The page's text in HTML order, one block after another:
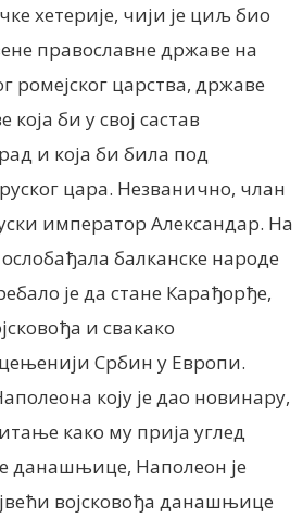
хетерије, чији је циљ био
православне државе на
ромејског царства, државе
би у свој састав
и која би била под
цара. Незванично, члан
император Александар. На
ослобађала балканске народе
је да стане Карађорђе,
и свакако
Србин у Европи.
коју је дао новинару,
како му прија углед
данашњице, Наполеон је
војсковођа данашњице